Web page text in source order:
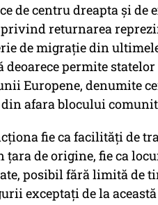
centru dreapta și de
returnarea
de migrație din
permite
Europene, denumite
afara blocului
fie ca facilități de
țara de origine, fie ca
posibil fără limită de
exceptați de la